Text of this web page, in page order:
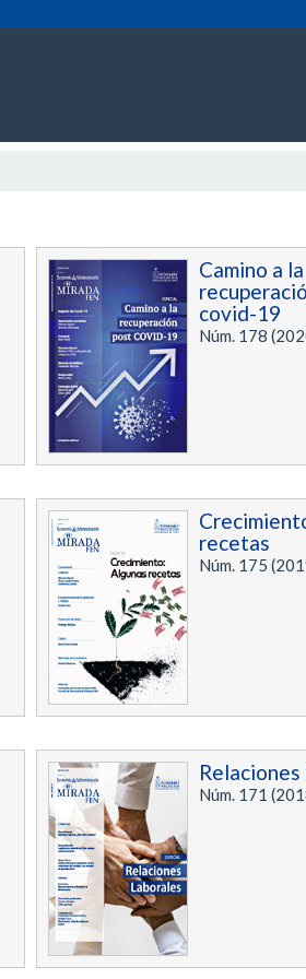
Camino a la
covid-19
Núm. 178
recetas
Núm. 175
Núm. 171